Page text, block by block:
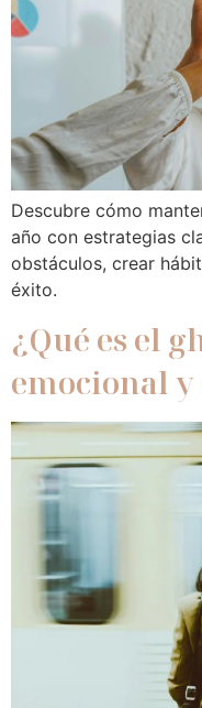
Descubre cómo
año con estrategias
obstáculos, crear
éxito.
¿Qué es el
emocional